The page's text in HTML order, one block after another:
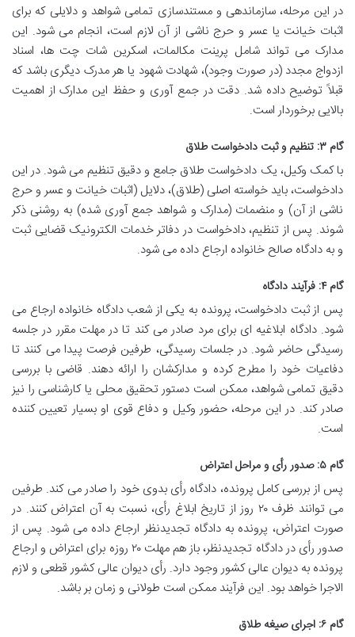
در این مرحله، سازماندهی و مستندسازی تمامی شواهد و دلایلی که برای
اثبات خیانت یا عسر و حرج ناشی از آن لازم است، انجام می شود. این
مدارک می تواند شامل پرینت مکالمات، اسکرین شات چت ها، اسناد
ازدواج مجدد (در صورت وجود)، شهادت شهود یا هر مدرک دیگری باشد که
قبلاً توضیح داده شد. دقت در جمع آوری و حفظ این مدارک از اهمیت
بالایی برخوردار است.
گام ۳: تنظیم و ثبت دادخواست طلاق
با کمک وکیل، یک دادخواست طلاق جامع و دقیق تنظیم می شود. در این
دادخواست، باید خواسته اصلی (طلاق)، دلایل (اثبات خیانت و عسر و حرج
ناشی از آن) و منضمات (مدارک و شواهد جمع آوری شده) به روشنی ذکر
شوند. پس از تنظیم، دادخواست در دفاتر خدمات الکترونیک قضایی ثبت
و به دادگاه صالح خانواده ارجاع داده می شود.
گام ۴: فرآیند دادگاه
پس از ثبت دادخواست، پرونده به یکی از شعب دادگاه خانواده ارجاع می
شود. دادگاه ابلاغیه ای برای مرد صادر می کند تا در مهلت مقرر در جلسه
رسیدگی حاضر شود. در جلسات رسیدگی، طرفین فرصت پیدا می کنند تا
دفاعیات خود را مطرح کرده و مدارکشان را ارائه دهند. قاضی با بررسی
دقیق تمامی شواهد، ممکن است دستور تحقیق محلی یا کارشناسی را نیز
صادر کند. در این مرحله، حضور وکیل و دفاع قوی او بسیار تعیین کننده
است.
گام ۵: صدور رأی و مراحل اعتراض
پس از بررسی کامل پرونده، دادگاه رأی بدوی خود را صادر می کند. طرفین
می توانند ظرف ۲۰ روز از تاریخ ابلاغ رأی، نسبت به آن اعتراض کنند. در
صورت اعتراض، پرونده به دادگاه تجدیدنظر ارجاع داده می شود. پس از
صدور رأی در دادگاه تجدیدنظر، باز هم مهلت ۲۰ روزه برای اعتراض و ارجاع
پرونده به دیوان عالی کشور وجود دارد. رأی دیوان عالی کشور قطعی و لازم
الاجرا خواهد بود. این فرآیند ممکن است طولانی و زمان بر باشد.
گام ۶: اجرای صیغه طلاق